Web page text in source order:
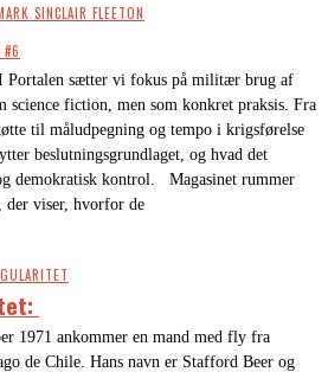
SINCLAIR FLEETON
#6
Portalen sætter vi fokus på militær brug af
science fiction, men som konkret praksis. Fra
til måludpegning og tempo i krigsførelse
beslutningsgrundlaget, og hvad det
demokratisk kontrol. Magasinet rummer
der viser, hvorfor de
1971 ankommer en mand med fly fra
de Chile. Hans navn er Stafford Beer og